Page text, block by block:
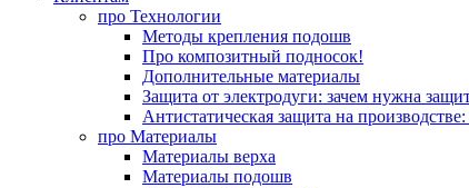
про Технологии
Методы крепления подошв
Про композитный подносок!
Дополнительные материалы
Защита от электродуги: зачем нужна
Антистатическая защита на
про Материалы
Материалы верха
Материалы подошв